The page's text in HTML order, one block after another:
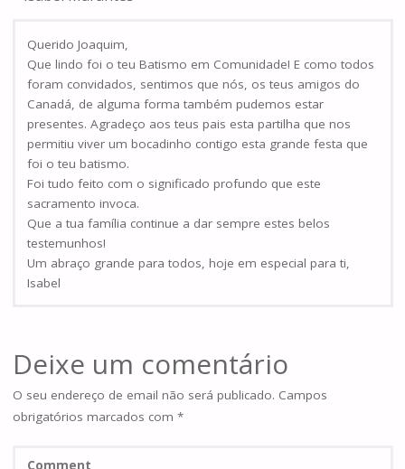
Querido Joaquim,
Que lindo foi o teu Batismo em Comunidade! E como todos
foram convidados, sentimos que nós, os teus amigos do
Canadá, de alguma forma também pudemos estar
presentes. Agradeço aos teus pais esta partilha que nos
permitiu viver um bocadinho contigo esta grande festa que
foi o teu batismo.
Foi tudo feito com o significado profundo que este
sacramento invoca.
Que a tua família continue a dar sempre estes belos
testemunhos!
Um abraço grande para todos, hoje em especial para ti,
Isabel
Deixe um comentário
O seu endereço de email não será publicado. Campos
obrigatórios marcados com *